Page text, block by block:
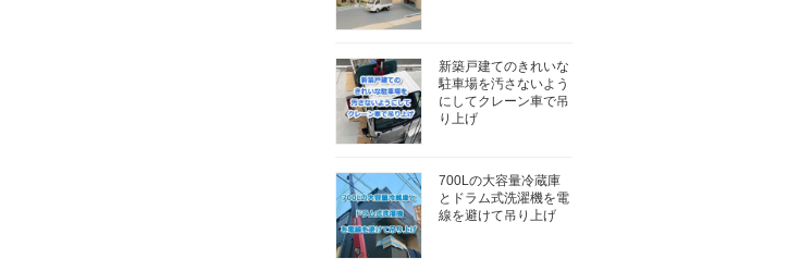
新築戸建てのきれいな
駐車場を汚さないよう
にしてクレーン車で吊
り上げ
700Lの大容量冷蔵庫
とドラム式洗濯機を電
線を避けて吊り上げ